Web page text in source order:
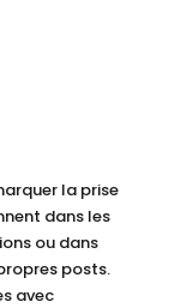
la prise
dans les
ou dans
posts.
avec